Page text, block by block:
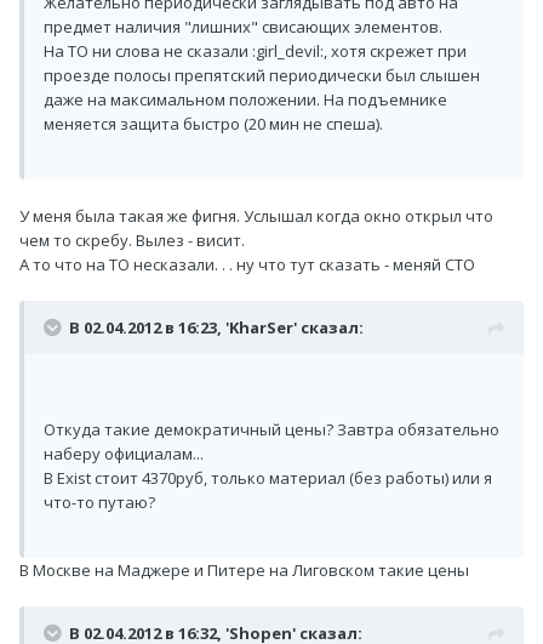
предмет наличия "лишних" свисающих элементов.
На ТО ни слова не сказали :girl_devil:, хотя скрежет при
проезде полосы препятский периодически был слышен
даже на максимальном положении. На подъемнике
меняется защита быстро (20 мин не спеша).
У меня была такая же фигня. Услышал когда окно открыл что
чем то скребу. Вылез - висит.
А то что на ТО несказали. . . ну что тут сказать - меняй СТО
В 02.04.2012 в 16:23, 'KharSer' сказал:
Откуда такие демократичный цены? Завтра обязательно
наберу официалам...
В Exist стоит 4370руб, только материал (без работы) или я
что-то путаю?
В Москве на Маджере и Питере на Лиговском такие цены
В 02.04.2012 в 16:32, 'Shopen' сказал: